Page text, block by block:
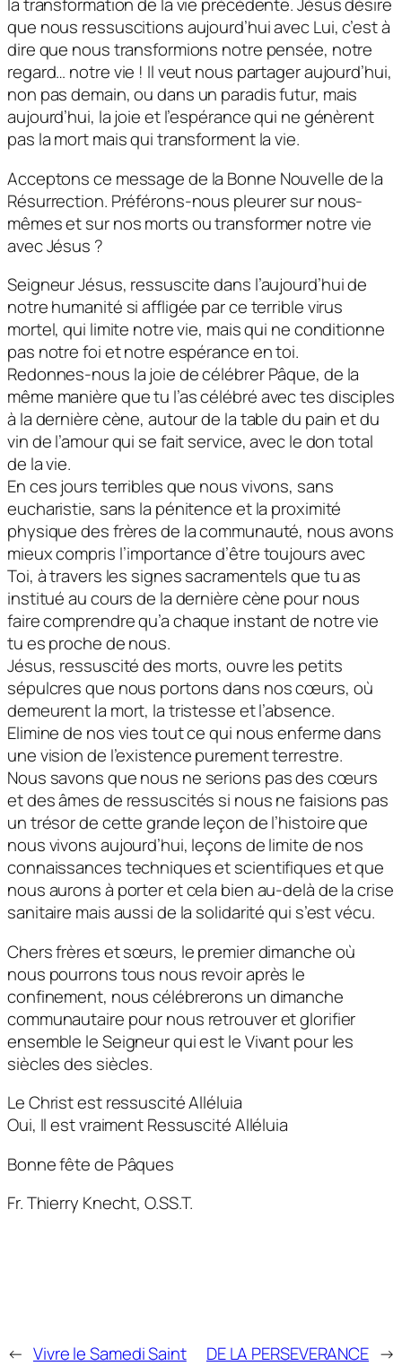
la transformation de la vie précédente. Jésus désire
que nous ressuscitions aujourd’hui avec Lui, c’est à
dire que nous transformions notre pensée, notre
regard… notre vie ! Il veut nous partager aujourd’hui,
non pas demain, ou dans un paradis futur, mais
aujourd’hui, la joie et l’espérance qui ne génèrent
pas la mort mais qui transforment la vie.
Acceptons ce message de la Bonne Nouvelle de la
Résurrection. Préférons-nous pleurer sur nous-
mêmes et sur nos morts ou transformer notre vie
avec Jésus ?
Seigneur Jésus, ressuscite dans l’aujourd’hui de
notre humanité si affligée par ce terrible virus
mortel, qui limite notre vie, mais qui ne conditionne
pas notre foi et notre espérance en toi.
Redonnes-nous la joie de célébrer Pâque, de la
même manière que tu l’as célébré avec tes disciples
à la dernière cène, autour de la table du pain et du
vin de l’amour qui se fait service, avec le don total
de la vie.
En ces jours terribles que nous vivons, sans
eucharistie, sans la pénitence et la proximité
physique des frères de la communauté, nous avons
mieux compris l’importance d’être toujours avec
Toi, à travers les signes sacramentels que tu as
institué au cours de la dernière cène pour nous
faire comprendre qu’a chaque instant de notre vie
tu es proche de nous.
Jésus, ressuscité des morts, ouvre les petits
sépulcres que nous portons dans nos cœurs, où
demeurent la mort, la tristesse et l’absence.
Elimine de nos vies tout ce qui nous enferme dans
une vision de l’existence purement terrestre.
Nous savons que nous ne serions pas des cœurs
et des âmes de ressuscités si nous ne faisions pas
un trésor de cette grande leçon de l’histoire que
nous vivons aujourd’hui, leçons de limite de nos
connaissances techniques et scientifiques et que
nous aurons à porter et cela bien au-delà de la crise
sanitaire mais aussi de la solidarité qui s’est vécu.
Chers frères et sœurs, le premier dimanche où
nous pourrons tous nous revoir après le
confinement, nous célébrerons un dimanche
communautaire pour nous retrouver et glorifier
ensemble le Seigneur qui est le Vivant pour les
siècles des siècles.
Le Christ est ressuscité Alléluia
Oui, Il est vraiment Ressuscité Alléluia
Bonne fête de Pâques
Fr. Thierry Knecht, O.SS.T.
← Vivre le Samedi Saint DE LA PERSEVERANCE →